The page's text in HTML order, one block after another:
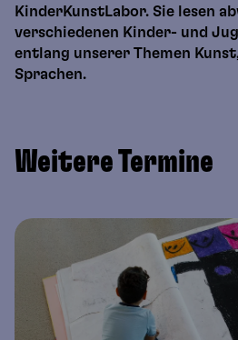
KinderKunstLabor. Sie lesen
verschiedenen Kinder- und
entlang unserer Themen
Sprachen.
Weitere Termine